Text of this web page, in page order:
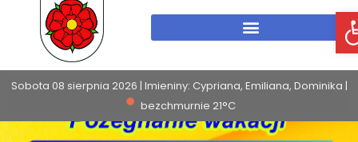
Sobota 08 sierpnia 2026 | Imieniny: Cypriana, Emiliana, Dominika |
bezchmurnie 21°C